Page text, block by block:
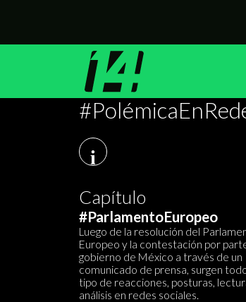
i
Capítulo
#ParlamentoEuropeo
Luego de la resolución del
Europeo y la contestación por
gobierno de México a través de un
comunicado de prensa, surgen
tipo de reacciones, posturas,
análisis en redes sociales.